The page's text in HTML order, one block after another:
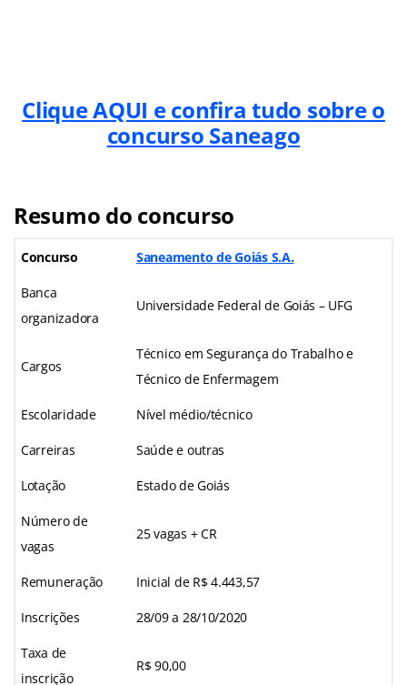
Clique AQUI e confira tudo sobre o
concurso Saneago
Resumo do concurso
Concurso Saneamento de Goiás S.A.
Banca
organizadora
Universidade Federal de Goiás – UFG
Cargos
Técnico em Segurança do Trabalho e
Técnico de Enfermagem
Escolaridade Nível médio/técnico
Carreiras Saúde e outras
Lotação Estado de Goiás
Número de
vagas
25 vagas + CR
Remuneração Inicial de R$ 4.443,57
Inscrições 28/09 a 28/10/2020
Taxa de
inscrição
R$ 90,00